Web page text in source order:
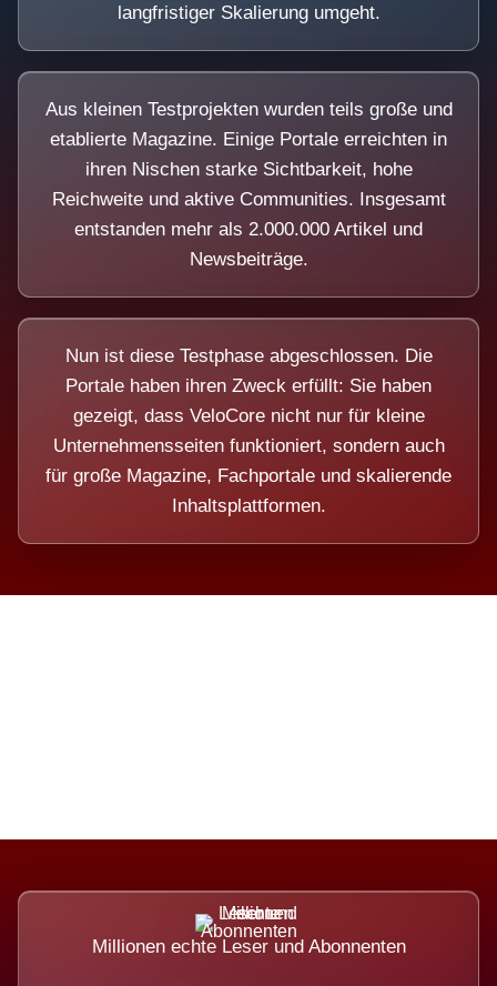
langfristiger Skalierung umgeht.
Aus kleinen Testprojekten wurden teils große und
etablierte Magazine. Einige Portale erreichten in
ihren Nischen starke Sichtbarkeit, hohe
Reichweite und aktive Communities. Insgesamt
entstanden mehr als 2.000.000 Artikel und
Newsbeiträge.
Nun ist diese Testphase abgeschlossen. Die
Portale haben ihren Zweck erfüllt: Sie haben
gezeigt, dass VeloCore nicht nur für kleine
Unternehmensseiten funktioniert, sondern auch
für große Magazine, Fachportale und skalierende
Inhaltsplattformen.
Millionen echte Leser und Abonnenten